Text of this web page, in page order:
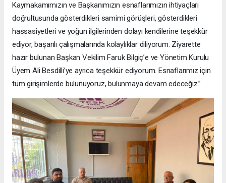
Kaymakamımızın ve Başkanımızın esnaflarımızın ihtiyaçları
doğrultusunda gösterdikleri samimi görüşleri, gösterdikleri
hassasiyetleri ve yoğun ilgilerinden dolayı kendilerine teşekkür
ediyor, başarılı çalışmalarında kolaylıklar diliyorum. Ziyarette
hazır bulunan Başkan Vekilim Faruk Bilgiç’e ve Yönetim Kurulu
Üyem Ali Besdilli’ye ayrıca teşekkür ediyorum. Esnaflarımız için
tüm girişimlerde bulunuyoruz, bulunmaya devam edeceğiz.”